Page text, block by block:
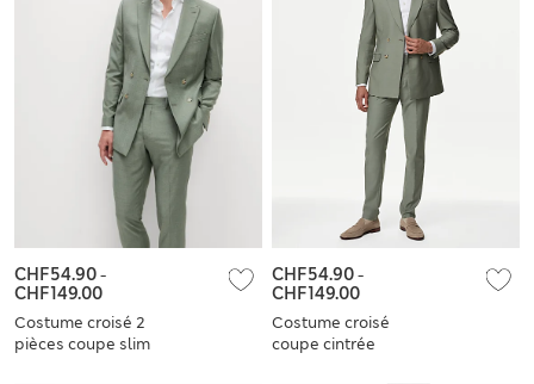
Costume croisé 2
pièces coupe slim
CHF54.90-
CHF149.00
Costume croisé
coupe cintrée
CHF54.90-
CHF149.00